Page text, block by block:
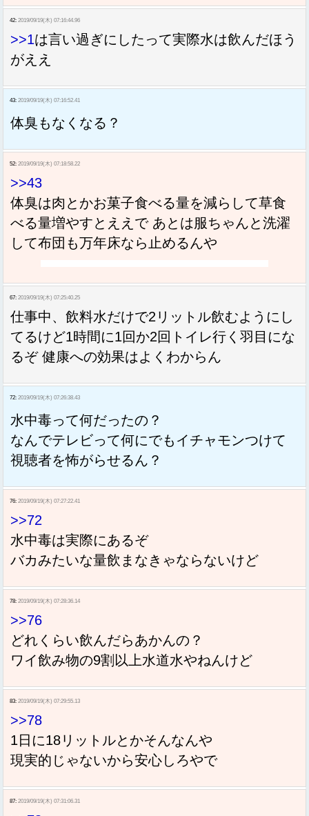
42: 2019/09/19(木) 07:16:44.96
>>1は言い過ぎにしたって実際水は飲んだほう
がええ
43: 2019/09/19(木) 07:16:52.41
体臭もなくなる？
52: 2019/09/19(木) 07:18:58.22
>>43
体臭は肉とかお菓子食べる量を減らして草食
べる量増やすとええで あとは服ちゃんと洗濯
して布団も万年床なら止めるんや
67: 2019/09/19(木) 07:25:40.25
仕事中、飲料水だけで2リットル飲むようにし
てるけど1時間に1回か2回トイレ行く羽目にな
るぞ 健康への効果はよくわからん
72: 2019/09/19(木) 07:26:38.43
水中毒って何だったの？
なんでテレビって何にでもイチャモンつけて
視聴者を怖がらせるん？
76: 2019/09/19(木) 07:27:22.41
>>72
水中毒は実際にあるぞ
バカみたいな量飲まなきゃならないけど
78: 2019/09/19(木) 07:28:36.14
>>76
どれくらい飲んだらあかんの？
ワイ飲み物の9割以上水道水やねんけど
83: 2019/09/19(木) 07:29:55.13
>>78
1日に18リットルとかそんなんや
現実的じゃないから安心しろやで
87: 2019/09/19(木) 07:31:06.31